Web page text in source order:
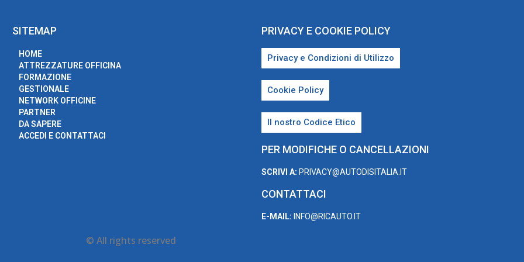
SITEMAP
HOME
ATTREZZATURE OFFICINA
FORMAZIONE
GESTIONALE
NETWORK OFFICINE
PARTNER
DA SAPERE
ACCEDI E CONTATTACI
PRIVACY E COOKIE POLICY
Privacy e Condizioni di Utilizzo
Cookie Policy
Il nostro Codice Etico
PER MODIFICHE O CANCELLAZIONI
SCRIVI A: PRIVACY@AUTODISITALIA.IT
CONTATTACI
E-MAIL: INFO@RICAUTO.IT
© All rights reserved